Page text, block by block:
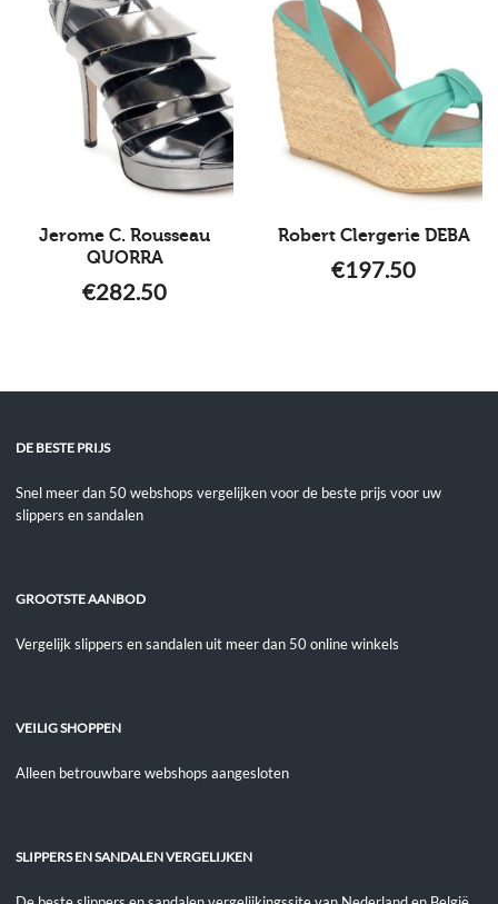
Jerome C. Rousseau
QUORRA
€282.50
Robert Clergerie DEBA
€197.50
DE BESTE PRIJS
Snel meer dan 50 webshops vergelijken voor de beste prijs voor uw
slippers en sandalen
GROOTSTE AANBOD
Vergelijk slippers en sandalen uit meer dan 50 online winkels
VEILIG SHOPPEN
Alleen betrouwbare webshops aangesloten
SLIPPERS EN SANDALEN VERGELIJKEN